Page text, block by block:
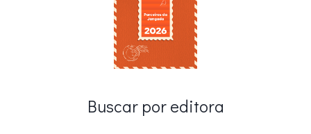
Buscar por editora